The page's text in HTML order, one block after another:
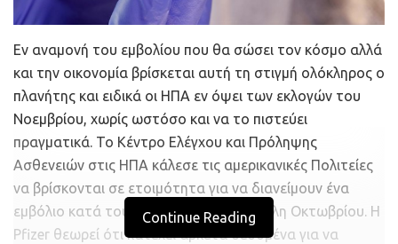
Εν αναμονή του εμβολίου που θα σώσει τον κόσμο αλλά
και την οικονομία βρίσκεται αυτή τη στιγμή ολόκληρος ο
πλανήτης και ειδικά οι ΗΠΑ εν όψει των εκλογών του
Νοεμβρίου, χωρίς ωστόσο και να το πιστεύει
πραγματικά. Το Κέντρο Ελέγχου και Πρόληψης
Ασθενειών στις ΗΠΑ κάλεσε τις αμερικανικές Πολιτείες
να βρίσκονται σε ετοιμότητα για να διανείμουν ένα
εμβόλιο κατά του κορονοϊού έως τα τέλη Οκτωβρίου. Η
Pfizer θεωρεί ότι κατέχει αρκετά δεδομένα για να
Continue Reading